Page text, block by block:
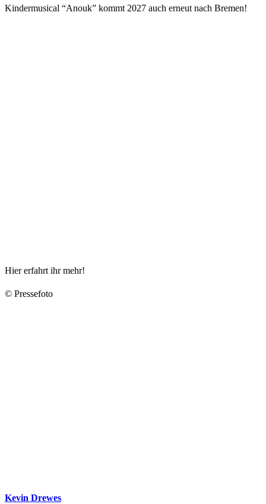
Kindermusical “Anouk” kommt 2027 auch erneut nach Bremen!
Hier erfahrt ihr mehr!
© Pressefoto
Kevin Drewes